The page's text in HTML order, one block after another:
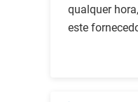
qualquer
este